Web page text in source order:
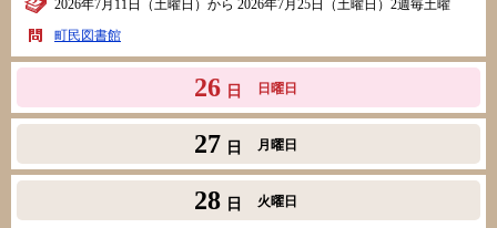
2026年7月11日（土曜日）から 2026年7月25日（土曜日）2週毎土曜
町民図書館
26 日 日曜日
27 日 月曜日
28 日 火曜日